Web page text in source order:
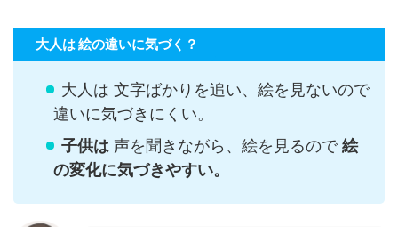
大人は 絵の違いに気づく？
大人は 文字ばかりを追い、絵を見ないので
違いに気づきにくい。
子供は 声を聞きながら、絵を見るので絵
の変化に気づきやすい。